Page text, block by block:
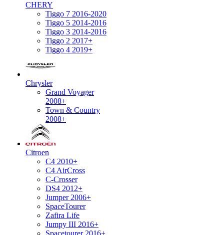
CHERY
Tiggo 7 2016-2020
Tiggo 5 2014-2016
Tiggo 3 2014-2016
Tiggo 2 2017+
Tiggo 4 2019+
Chrysler
Grand Voyager
2008+
Town & Country
2008+
Citroen
C4 2010+
C4 AirCross
C-Crosser
DS4 2012+
Jumper 2006+
SpaceTourer
Zafira Life
Jumpy III 2016+
Spacetourer 2016+